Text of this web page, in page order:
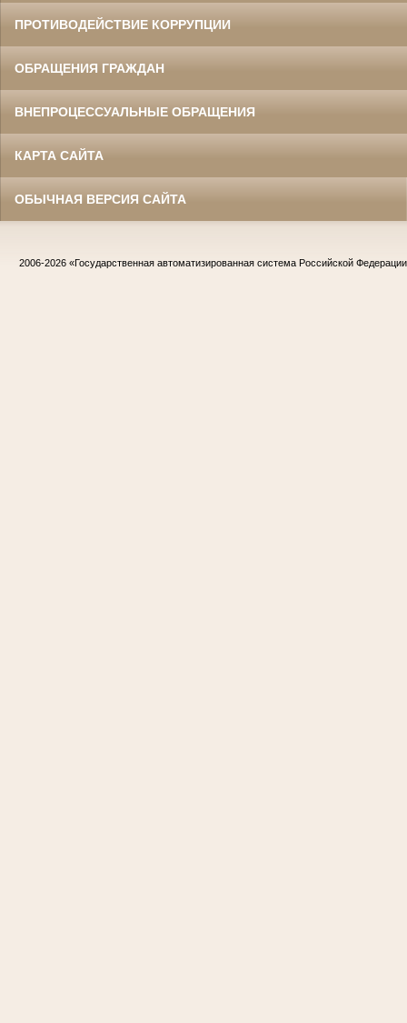
ПРОТИВОДЕЙСТВИЕ КОРРУПЦИИ
ОБРАЩЕНИЯ ГРАЖДАН
ВНЕПРОЦЕССУАЛЬНЫЕ ОБРАЩЕНИЯ
КАРТА САЙТА
ОБЫЧНАЯ ВЕРСИЯ САЙТА
2006-2026 «Государственная автоматизированная система Российской